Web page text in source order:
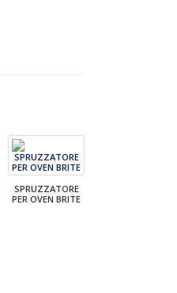
SPRUZZATORE
PER OVEN BRITE